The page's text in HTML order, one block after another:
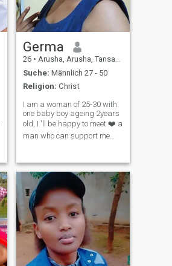
Germa
26 • Arusha, Arusha, Tansania
Suche: Männlich 27 - 50
Religion: Christ
I am a woman of 25-30 with
one baby boy ageing 2years
old, I 'll be happy to meet ❤️ a
man who can support me
especially on business and
investments what I like to do
in my life and by considering
my pr